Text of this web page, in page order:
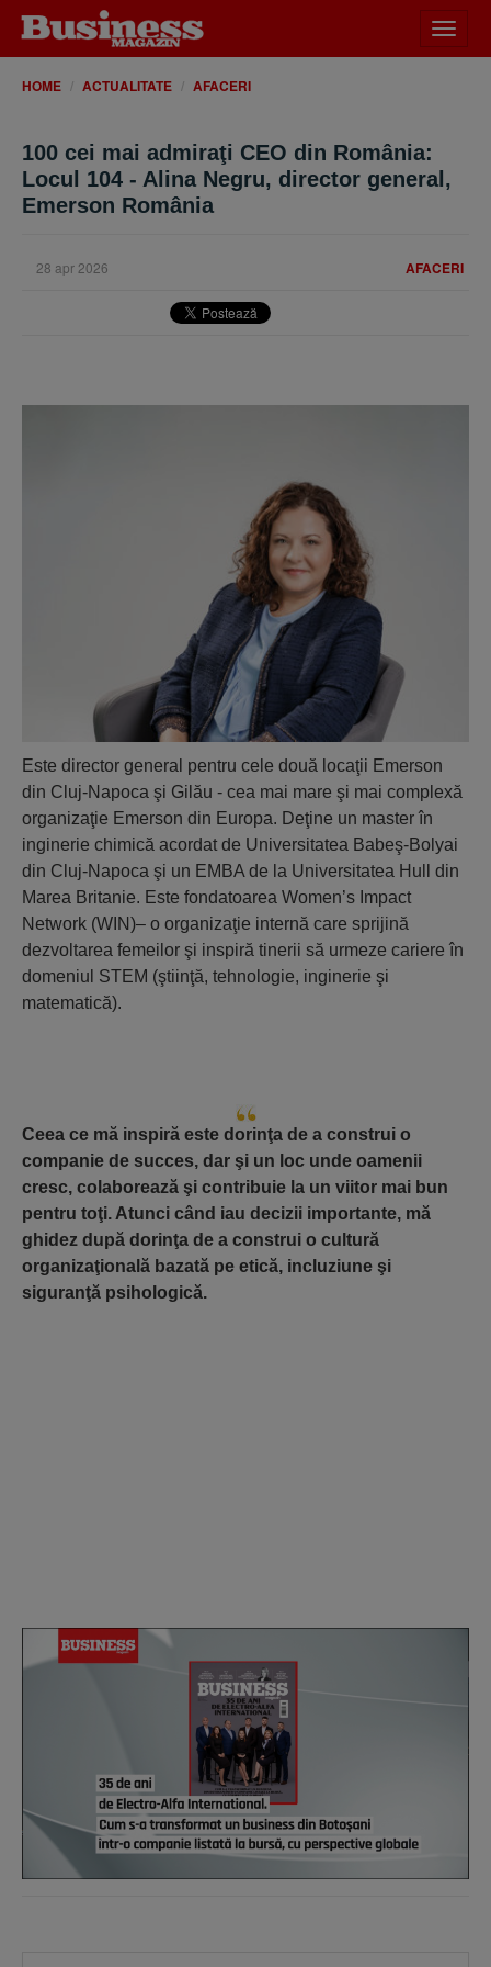
meniu
HOME ACTUALITATE AFACERI
100 cei mai admiraţi CEO din România:
Locul 104 - Alina Negru, director general,
Emerson România
AFACERI
28 apr 2026
Este director general pentru cele două locaţii Emerson
din Cluj-Napoca şi Gilău - cea mai mare şi mai complexă
organizaţie Emerson din Europa. Deţine un master în
inginerie chimică acordat de Universitatea Babeş-Bolyai
din Cluj-Napoca şi un EMBA de la Universitatea Hull din
Marea Britanie. Este fondatoarea Women’s Impact
Network (WIN)– o organizaţie internă care sprijină
dezvoltarea femeilor şi inspiră tinerii să urmeze cariere în
domeniul STEM (ştiinţă, tehnologie, inginerie şi
matematică).
Ceea ce mă inspiră este dorinţa de a construi o
companie de succes, dar şi un loc unde oamenii
cresc, colaborează şi contribuie la un viitor mai bun
pentru toţi. Atunci când iau decizii importante, mă
ghidez după dorinţa de a construi o cultură
organizaţională bazată pe etică, incluziune şi
siguranţă psihologică.